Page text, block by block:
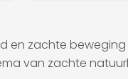
zachte
van zachte